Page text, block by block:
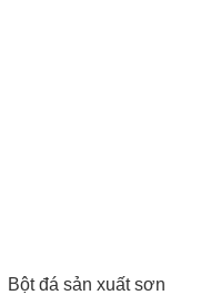
Bột đá sản xuất sơn